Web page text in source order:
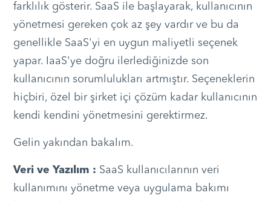
farklılık gösterir. SaaS ile başlayarak, kullanıcının
yönetmesi gereken çok az şey vardır ve bu da
genellikle SaaS'yi en uygun maliyetli seçenek
yapar. IaaS'ye doğru ilerlediğinizde son
kullanıcının sorumlulukları artmıştır. Seçeneklerin
hiçbiri, özel bir şirket içi çözüm kadar kullanıcının
kendi kendini yönetmesini gerektirmez.
Gelin yakından bakalım.
Veri ve Yazılım : SaaS kullanıcılarının veri
kullanımını yönetme veya uygulama bakımı